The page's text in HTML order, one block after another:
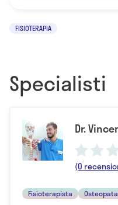
FISIOTERAPIA
Specialisti
Dr.
(0
Fisioterapista Osteopata